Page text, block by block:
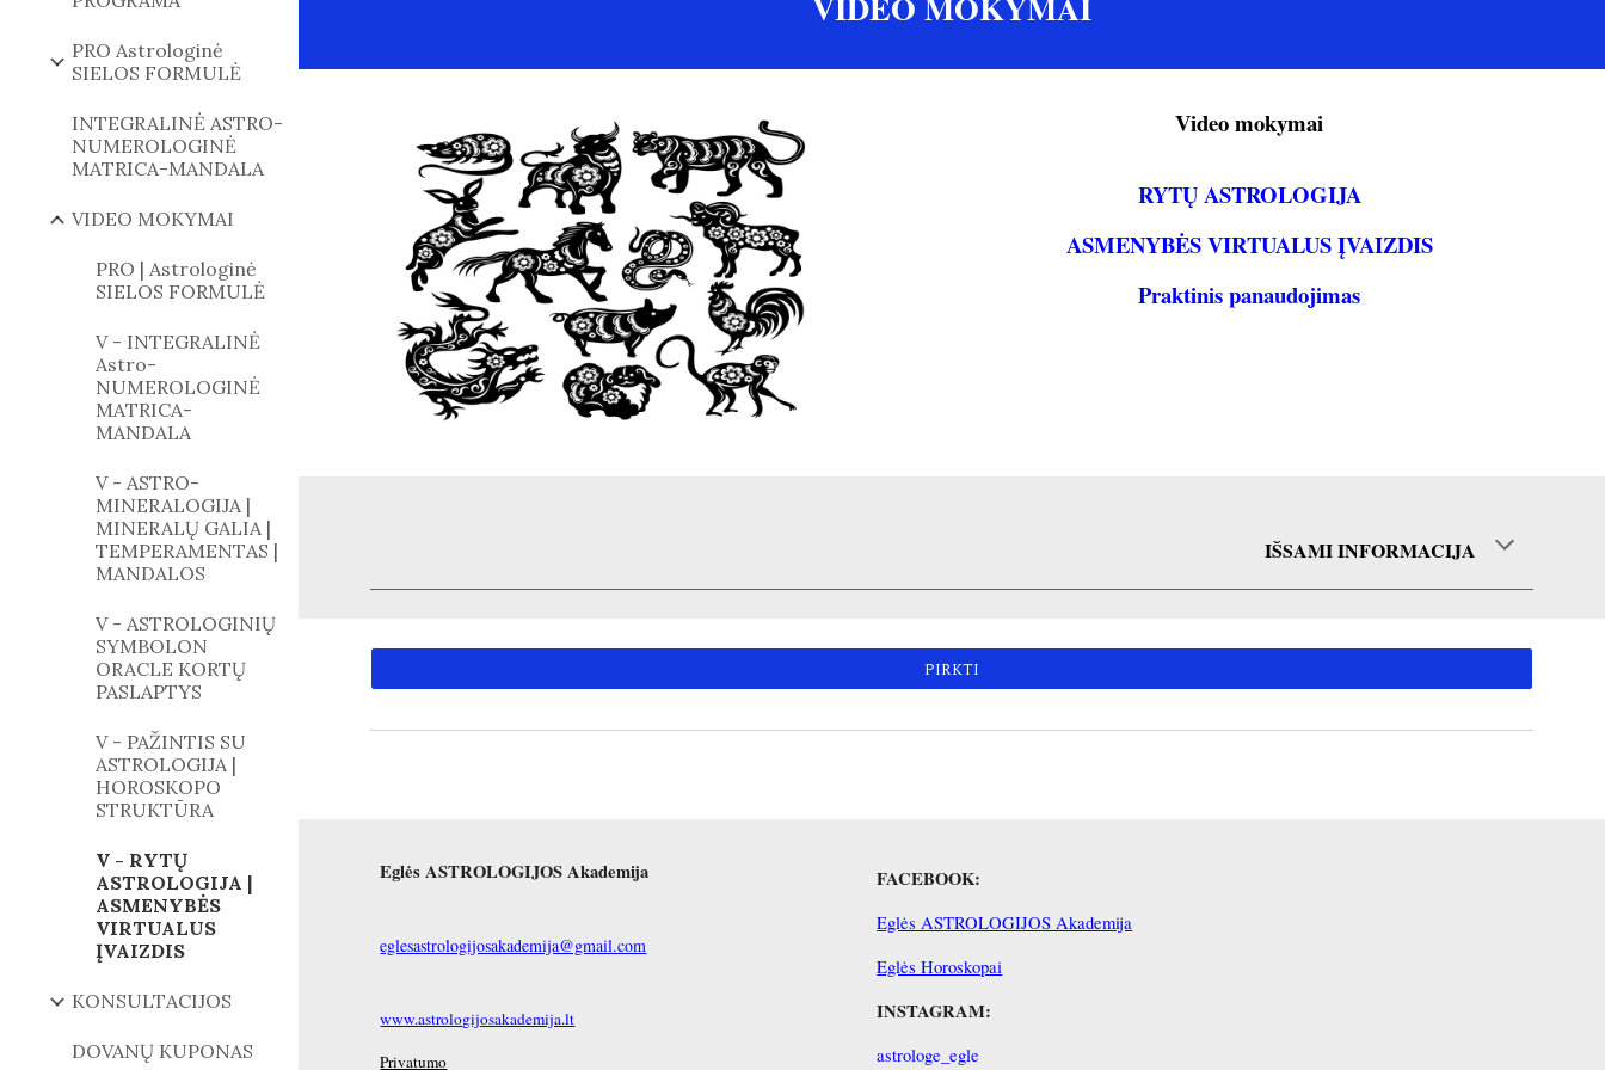
PRO Astrologinė
SIELOS FORMULĖ
INTEGRALINĖ ASTRO-
NUMEROLOGINĖ
MATRICA-MANDALA
VIDEO MOKYMAI
PRO | Astrologinė
SIELOS FORMULĖ
V - INTEGRALINĖ
Astro-
NUMEROLOGINĖ
MATRICA-
MANDALA
V - ASTRO-
MINERALOGIJA |
MINERALŲ GALIA |
TEMPERAMENTAS |
MANDALOS
V - ASTROLOGINIŲ
SYMBOLON
ORACLE KORTŲ
PASLAPTYS
V - PAŽINTIS SU
ASTROLOGIJA |
HOROSKOPO
STRUKTŪRA
V - RYTŲ
ASTROLOGIJA |
ASMENYBĖS
VIRTUALUS
ĮVAIZDIS
KONSULTACIJOS
DOVANŲ KUPONAS
Video mokymai
RYTŲ ASTROLOGIJA
ASMENYBĖS VIRTUALUS ĮVAIZDIS
Praktinis panaudojimas
IŠSAMI INFORMACIJA
PIRKTI
Eglės ASTROLOGIJOS Akademija
eglesastrologijosakademija@gmail.com
www.astrologijosakademija.lt
Privatumo
FACEBOOK:
Eglės ASTROLOGIJOS Akademija
Eglės Horoskopai
INSTAGRAM:
astrologe_egle